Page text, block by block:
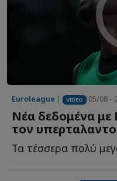
Euroleague | VIDEO 05/08 -
Νέα δεδομένα με
τον